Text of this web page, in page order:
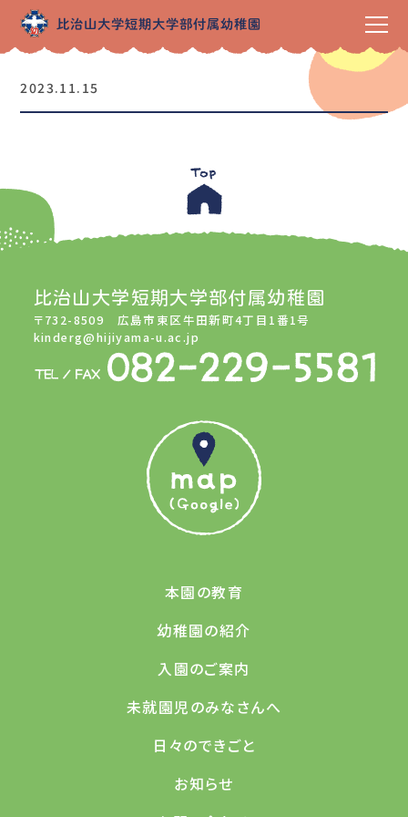
2023.11.15
比治山大学短期大学部付属幼稚園
〒732-8509 広島市東区牛田新町4丁目1番1号
kinderg@hijiyama-u.ac.jp
本園の教育
幼稚園の紹介
入園のご案内
未就園児のみなさんへ
日々のできごと
お知らせ